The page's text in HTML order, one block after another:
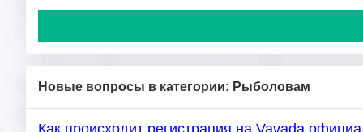
Новые вопросы в категории: Рыболовам